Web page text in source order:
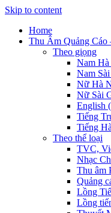
Skip to content
Home
Thu Âm Quảng Cáo
Theo giọng
Nam
Nam
Nữ Hà
Nữ Sài
English
Tiếng
Tiếng
Theo thể loại
TVC,
Nhạc
Thu âm
Quảng
Lồng
Lồng